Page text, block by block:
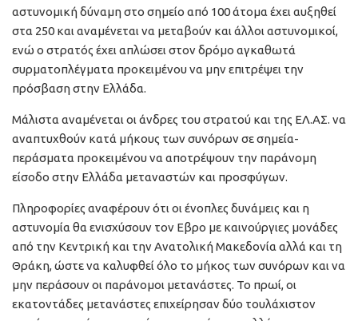
αστυνομική δύναμη στο σημείο από 100 άτομα έχει αυξηθεί
στα 250 και αναμένεται να μεταβούν και άλλοι αστυνομικοί,
ενώ ο στρατός έχει απλώσει στον δρόμο αγκαθωτά
συρματοπλέγματα προκειμένου να μην επιτρέψει την
πρόσβαση στην Ελλάδα.
Μάλιστα αναμένεται οι άνδρες του στρατού και της ΕΛ.ΑΣ. να
αναπτυχθούν κατά μήκους των συνόρων σε σημεία-
περάσματα προκειμένου να αποτρέψουν την παράνομη
είσοδο στην Ελλάδα μεταναστών και προσφύγων.
Πληροφορίες αναφέρουν ότι οι ένοπλες δυνάμεις και η
αστυνομία θα ενισχύσουν τον Εβρο με καινούργιες μονάδες
από την Κεντρική και την Ανατολική Μακεδονία αλλά και τη
Θράκη, ώστε να καλυφθεί όλο το μήκος των συνόρων και να
μην περάσουν οι παράνομοι μετανάστες. Το πρωί, οι
εκατοντάδες μετανάστες επιχείρησαν δύο τουλάχιστον